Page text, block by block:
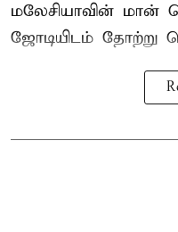
மலேசியாவின் மான்
ஜோடியிடம் தோற்று